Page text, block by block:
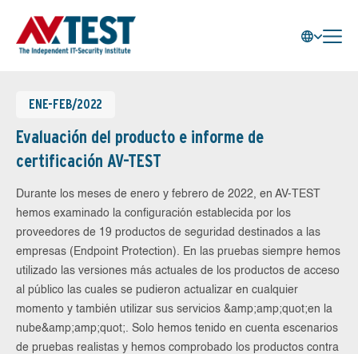
ENE-FEB/2022
Evaluación del producto e informe de
certificación AV-TEST
Durante los meses de enero y febrero de 2022, en AV-TEST
hemos examinado la configuración establecida por los
proveedores de 19 productos de seguridad destinados a las
empresas (Endpoint Protection). En las pruebas siempre hemos
utilizado las versiones más actuales de los productos de acceso
al público las cuales se pudieron actualizar en cualquier
momento y también utilizar sus servicios &amp;amp;quot;en la
nube&amp;amp;quot;. Solo hemos tenido en cuenta escenarios
de pruebas realistas y hemos comprobado los productos contra